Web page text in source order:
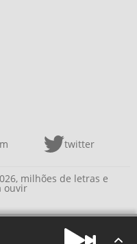
twitter
milhões de letras e
ouvir